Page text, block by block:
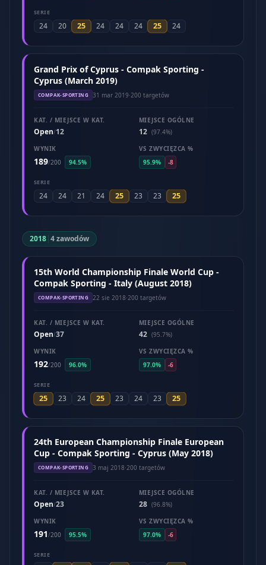
SERIE
24 20 25 24 24 24 25 24
Grand Prix of Cyprus - Compak Sporting -
Cyprus (March 2019)
COMPAK-SPORTING 31 mar 2019·200 targetów
KAT. / MIEJSCE W KAT.
Open/12
MIEJSCE OGÓLNE
12 (97.4%)
WYNIK
189/200 94.5%
VS ZWYCIĘZCA %
95.9%
-8
SERIE
24 24 21 24 25 23 23 25
2018|4 zawodów
15th World Championship Finale World Cup -
Compak Sporting - Italy (August 2018)
COMPAK-SPORTING 22 sie 2018·200 targetów
KAT. / MIEJSCE W KAT.
Open/37
MIEJSCE OGÓLNE
42 (95.7%)
WYNIK
192/200 96.0%
VS ZWYCIĘZCA %
97.0%
-6
SERIE
25 23 24 25 23 24 23 25
24th European Championship Finale European
Cup - Compak Sporting - Cyprus (May 2018)
COMPAK-SPORTING 3 maj 2018·200 targetów
KAT. / MIEJSCE W KAT.
Open/23
MIEJSCE OGÓLNE
28 (96.8%)
WYNIK
191/200 95.5%
VS ZWYCIĘZCA %
97.0%
-6
SERIE